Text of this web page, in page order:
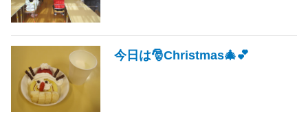
今日は🎅Christmas🎄💕